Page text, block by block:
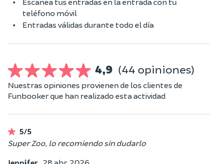
teléfono móvil
Entradas válidas durante todo el día
4,9 (44 opiniones)
Nuestras opiniones provienen de los clientes de
Funbooker que han realizado esta actividad
5/5
Super Zoo, lo recomiendo sin dudarlo